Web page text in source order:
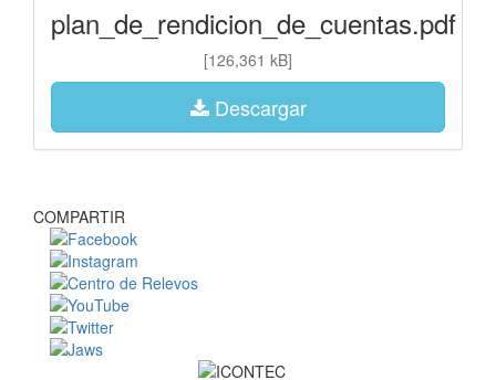
plan_de_rendicion_de_cuentas.pdf
[126,361 kB]
Descargar
COMPARTIR